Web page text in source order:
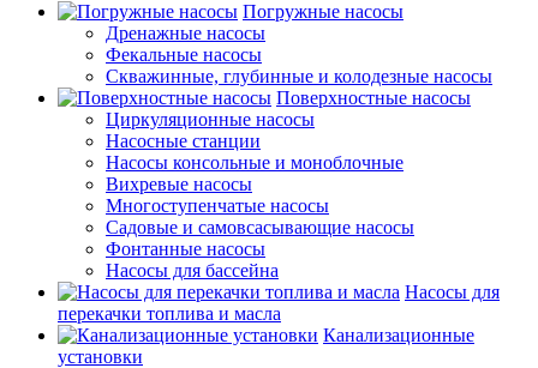
Погружные насосы
Дренажные насосы
Фекальные насосы
Скважинные, глубинные и колодезные насосы
Поверхностные насосы
Циркуляционные насосы
Насосные станции
Насосы консольные и моноблочные
Вихревые насосы
Многоступенчатые насосы
Садовые и самовсасывающие насосы
Фонтанные насосы
Насосы для бассейна
Насосы для
перекачки топлива и масла
Канализационные
установки